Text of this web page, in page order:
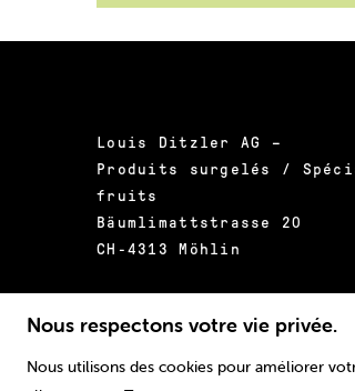
Nous respectons votre vie privée.
Nous utilisons des cookies pour améliorer
Louis Ditzler AG –
Produits surgelés /
fruits
Bäumlimattstrasse 20
CH-4313 Möhlin
Tél.:+41 61 855 55 00
E-mail:info@ditzler.ch